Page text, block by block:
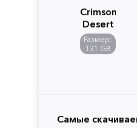
Crimson
Desert
Размер:
131 GB
Самые